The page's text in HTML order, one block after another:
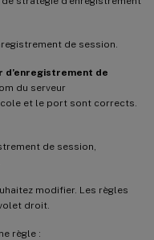
de session.
d’enregistrement de
du serveur
et le port sont corrects.
de session,
modifier. Les règles
droit.
règle :